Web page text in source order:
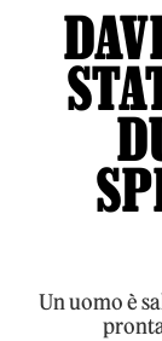
Un uomo è